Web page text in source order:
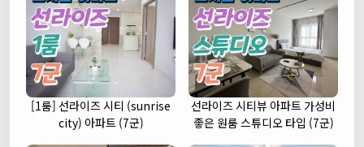
[1룸] 선라이즈 시티 (sunrise
city) 아파트 (7군)
선라이즈 시티뷰 아파트 가성비
좋은 원룸 스튜디오 타입 (7군)